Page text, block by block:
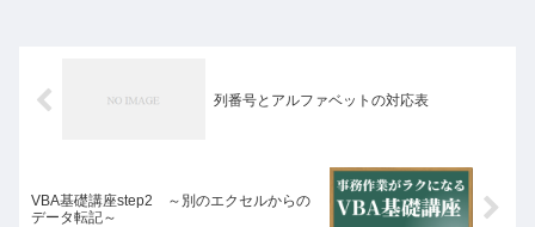
列番号とアルファベットの対応表
VBA基礎講座step2 ～別のエクセルからの
データ転記～